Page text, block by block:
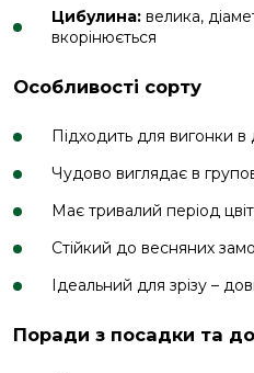
Цибулина: велика,
вкорінюється
Особливості сорту
Підходить для вигонки
Чудово виглядає в
Має тривалий період
Стійкий до весняних
Ідеальний для зрізу –
Поради з посадки та